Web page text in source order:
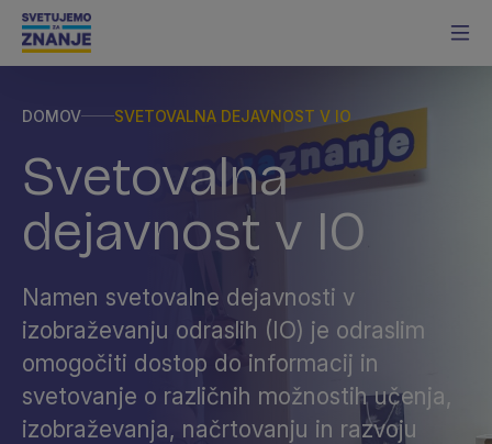
DOMOV SVETOVALNA DEJAVNOST V IO
Svetovalna
dejavnost v IO
Namen svetovalne dejavnosti v
izobraževanju odraslih (IO) je odraslim
omogočiti dostop do informacij in
svetovanje o različnih možnostih učenja,
izobraževanja, načrtovanju in razvoju